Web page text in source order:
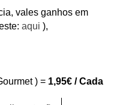
vales ganhos em
aqui ),
) = 1,95€ / Cada